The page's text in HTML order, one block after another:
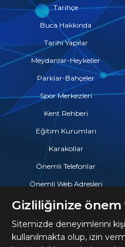
Tarihçe
Buca Hakkında
Tarihi Yapılar
Meydanlar-Heykeller
Parklar-Bahçeler
Spor Merkezleri
Kent Rehberi
Eğitim Kurumları
Karakollar
Önemli Telefonlar
Önemli Web Adresleri
Eczaneler
Hastaneler ve Tıp Merkezleri
Gizliliğinize önem
Sitemizde deneyimlerini
kullanılmakta olup, izin